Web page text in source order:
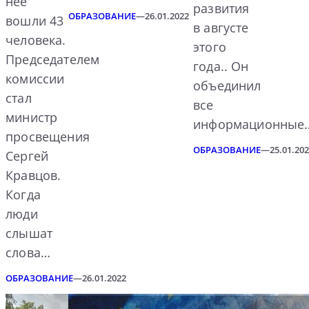
вошли 43
человека.
Председателем
комиссии
стал
министр
просвещения
Сергей
Кравцов.
Когда
люди
слышат
слова…
ОБРАЗОВАНИЕ—26.01.2022
ОБРАЗОВАНИЕ—26.01.2022 развития
в августе
этого
года.. Он
объединил
все
ОБРАЗОВАНИЕ—